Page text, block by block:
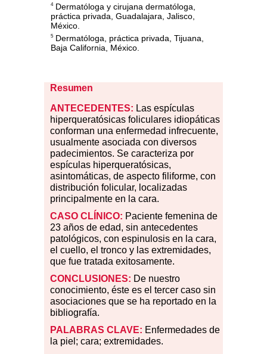
4Dermatóloga y cirujana dermatóloga,
práctica privada, Guadalajara, Jalisco,
México.
5 Dermatóloga, práctica privada, Tijuana,
Baja California, México.
Resumen
ANTECEDENTES: Las espículas
hiperqueratósicas foliculares idiopáticas
conforman una enfermedad infrecuente,
usualmente asociada con diversos
padecimientos. Se caracteriza por
espículas hiperqueratósicas,
asintomáticas, de aspecto filiforme, con
distribución folicular, localizadas
principalmente en la cara.
CASO CLÍNICO: Paciente femenina de
23 años de edad, sin antecedentes
patológicos, con espinulosis en la cara,
el cuello, el tronco y las extremidades,
que fue tratada exitosamente.
CONCLUSIONES: De nuestro
conocimiento, éste es el tercer caso sin
asociaciones que se ha reportado en la
bibliografía.
PALABRAS CLAVE: Enfermedades de
la piel; cara; extremidades.